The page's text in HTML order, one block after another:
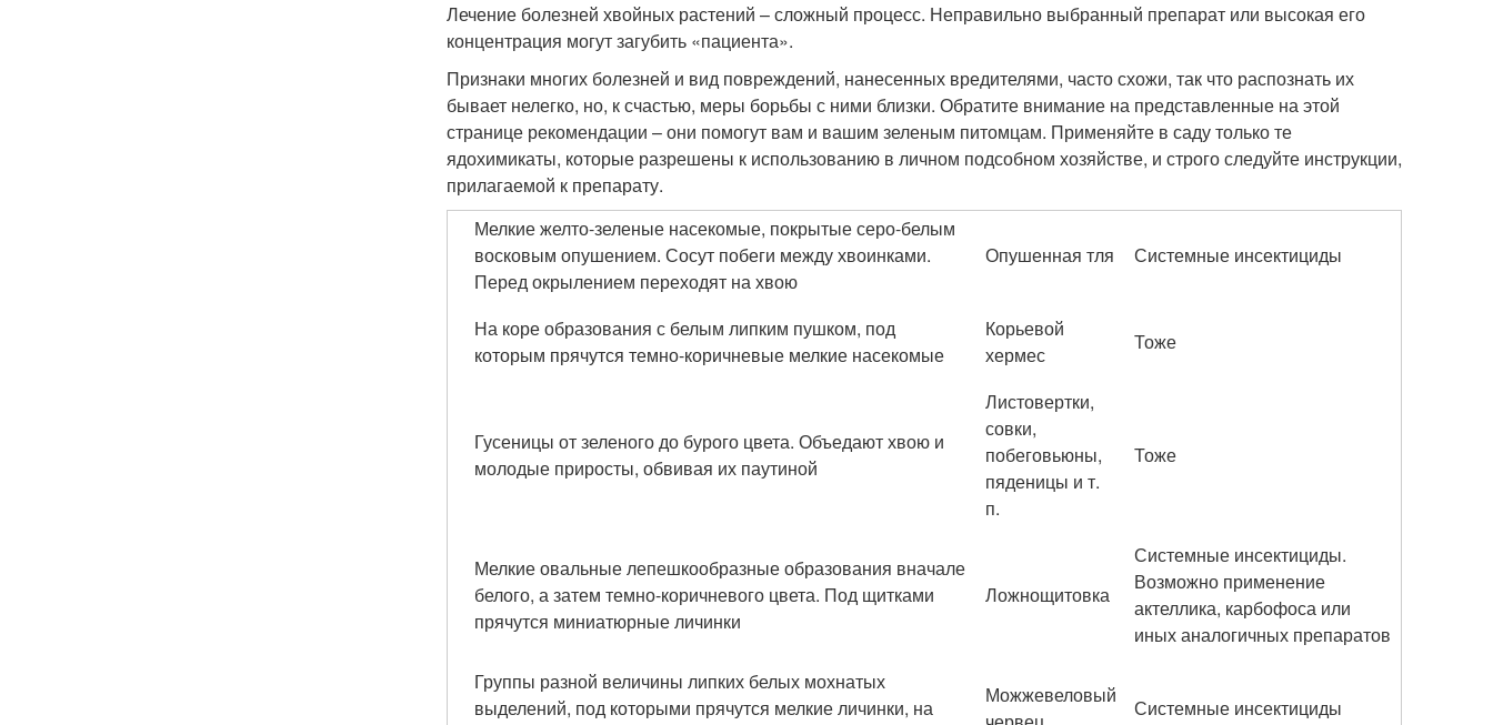
Лечение болезней хвойных растений – сложный процесс. Неправильно выбранный препарат или высокая его
концентрация могут загубить «пациента».
Признаки многих болезней и вид повреждений, нанесенных вредителями, часто схожи, так что распознать их
бывает нелегко, но, к счастью, меры борьбы с ними близки. Обратите внимание на представленные на этой
странице рекомендации – они помогут вам и вашим зеленым питомцам. Применяйте в саду только те
ядохимикаты, которые разрешены к использованию в личном подсобном хозяйстве, и строго следуйте инструкции,
прилагаемой к препарату.
Мелкие желто-зеленые насекомые, покрытые серо-белым
восковым опушением. Сосут побеги между хвоинками.
Перед окрылением переходят на хвою
Опушенная тля Системные инсектициды
На коре образования с белым липким пушком, под
которым прячутся темно-коричневые мелкие насекомые
Корьевой
хермес
Тоже
Гусеницы от зеленого до бурого цвета. Объедают хвою и
молодые приросты, обвивая их паутиной
Листовертки,
совки,
побеговьюны,
пяденицы и т.
п.
Тоже
Мелкие овальные лепешкообразные образо­вания вначале
белого, а затем темно-коричневого цвета. Под щитками
прячутся миниатюрные личинки
Ложнощитовка
Системные инсектициды.
Возможно применение
актеллика, карбофоса или
иных аналогичных препаратов
Группы разной величины липких белых мохнатых
выделений, под которыми прячутся мелкие личинки, на
Можжевеловый
Системные инсектициды